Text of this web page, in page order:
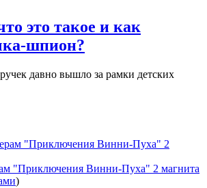
это такое и как
шпион?
давно вышло за рамки детских
"Приключения Винни-Пуха" 2 магнита
)